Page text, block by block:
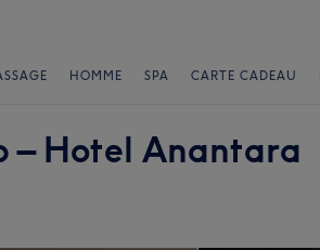
HOMME SPA CARTE CADEAU
– Hotel Anantara